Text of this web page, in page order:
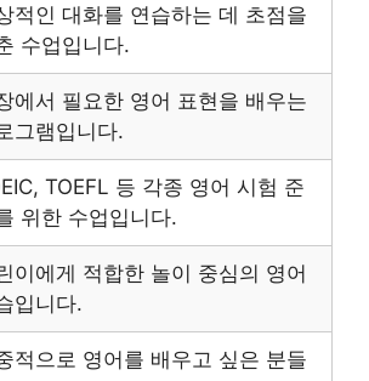
적인 대화를 연습하는 데 초점을
수업입니다.
에서 필요한 영어 표현을 배우는
그램입니다.
TOEFL 등 각종 영어 시험 준
위한 수업입니다.
이에게 적합한 놀이 중심의 영어
입니다.
적으로 영어를 배우고 싶은 분들